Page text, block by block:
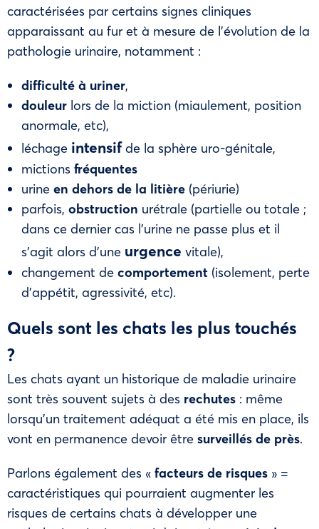
caractérisées par certains signes cliniques
apparaissant au fur et à mesure de l’évolution de la
pathologie urinaire, notamment :
difficulté à uriner,
douleurlors de la miction (miaulement, position
anormale, etc),
léchage intensifde la sphère uro-génitale,
mictions fréquentes
urine en dehors de la litière(périurie)
parfois, obstruction urétrale (partielle ou totale ;
dans ce dernier cas l’urine ne passe plus et il
s’agit alors d’une urgence vitale),
changement de comportement (isolement, perte
d’appétit, agressivité, etc).
Quels sont les chats les plus touchés
?
Les chats ayant un historique de maladie urinaire
sont très souvent sujets à des rechutes : même
lorsqu’un traitement adéquat a été mis en place, ils
vont en permanence devoir être surveillés de près.
Parlons également des « facteurs de risques » =
caractéristiques qui pourraient augmenter les
risques de certains chats à développer une